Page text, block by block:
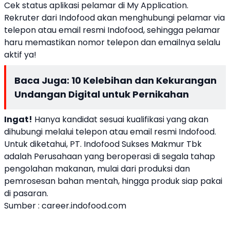
Cek status aplikasi pelamar di My Application.
Rekruter dari Indofood akan menghubungi pelamar via
telepon atau email resmi Indofood, sehingga pelamar
haru memastikan nomor telepon dan emailnya selalu
aktif ya!
Baca Juga: 10 Kelebihan dan Kekurangan
Undangan Digital untuk Pernikahan
Ingat! Hanya kandidat sesuai kualifikasi yang akan
dihubungi melalui telepon atau email resmi Indofood.
Untuk diketahui, PT. Indofood Sukses Makmur Tbk
adalah Perusahaan yang beroperasi di segala tahap
pengolahan makanan, mulai dari produksi dan
pemrosesan bahan mentah, hingga produk siap pakai
di pasaran.
Sumber : career.indofood.com